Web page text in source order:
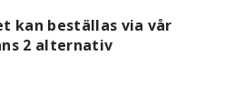
kan beställas via vår
2 alternativ